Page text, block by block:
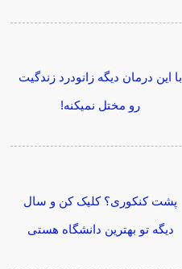
با این درمان دیگه زانودرد زندگیت
رو مختل نمیکنه!
پشت کنکوری؟ کلیک کن و سال
دیگه تو بهترین دانشگاه هستی